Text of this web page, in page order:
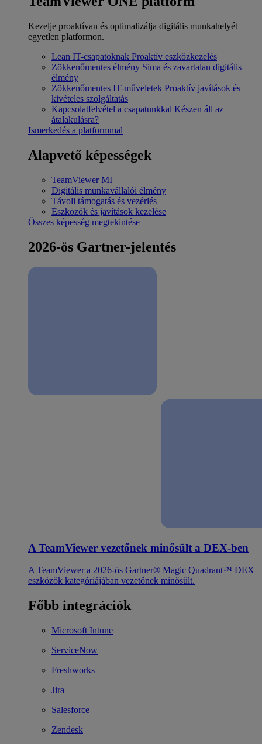
Kezelje proaktívan és optimalizálja digitális munkahelyét
egyetlen platformon.
Lean IT-csapatoknak Proaktív eszközkezelés
Zökkenőmentes élmény Sima és zavartalan digitális
élmény
Zökkenőmentes IT-műveletek Proaktív javítások és
kivételes szolgáltatás
Kapcsolatfelvétel a csapatunkkal Készen áll az
átalakulásra?
Ismerkedés a platformmal
Alapvető képességek
TeamViewer MI
Digitális munkavállalói élmény
Távoli támogatás és vezérlés
Eszközök és javítások kezelése
Összes képesség megtekintése
2026-ös Gartner-jelentés
A TeamViewer vezetőnek minősült a DEX-ben
A TeamViewer a 2026-ös Gartner® Magic Quadrant™ DEX
eszközök kategóriájában vezetőnek minősült.
Főbb integrációk
Microsoft Intune
ServiceNow
Freshworks
Jira
Salesforce
Zendesk